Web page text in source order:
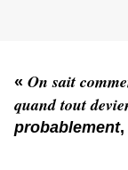
« On sait
quand tout
probablement,